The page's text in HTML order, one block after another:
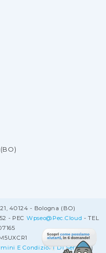
40124 - Bologna (BO)
- PEC Wpseo@pec.cloud - TEL
E Condizioni Di Servizio|